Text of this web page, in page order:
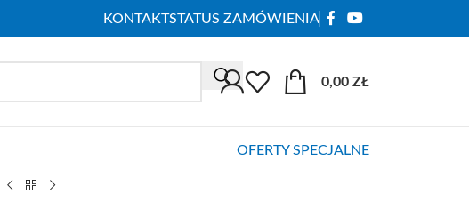
KONTAKTSTATUS ZAMÓWIENIA
0,00 ZŁ
OFERTY SPECJALNE